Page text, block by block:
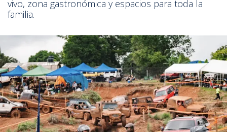
vivo, zona gastronómica y espacios para toda la
familia.